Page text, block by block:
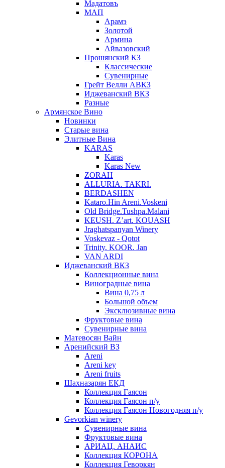
Мадатовъ
МАП
Арамэ
Золотой
Армина
Айвазовский
Прошянский КЗ
Классические
Сувенирные
Грейт Велли АВКЗ
Иджеванский ВКЗ
Разные
Армянское Вино
Новинки
Старые вина
Элитные Вина
KARAS
Karas
Karas New
ZORAH
ALLURIA. TAKRI.
BERDASHEN
Kataro.Hin Areni.Voskeni
Old Bridge.Tushpa.Malani
KEUSH. Z’art. KOUASH
Jraghatspanyan Winery
Voskevaz - Qotot
Trinity. KOOR. Jan
VAN ARDI
Иджеванский ВКЗ
Коллекционные вина
Виноградные вина
Вина 0,75 л
Большой объем
Эксклюзивные вина
Фруктовые вина
Cувенирные вина
Матевосян Вайн
Аренийский ВЗ
Areni
Areni key
Areni fruits
Шахназарян ЕКД
Коллекция Гаясон
Коллекция Гаясон п/у
Коллекция Гаясон Новогодняя п/у
Gevorkian winery
Сувенирные вина
Фруктовые вина
АРИАЦ. АНАИС
Коллекция КОРОНА
Коллекция Геворкян